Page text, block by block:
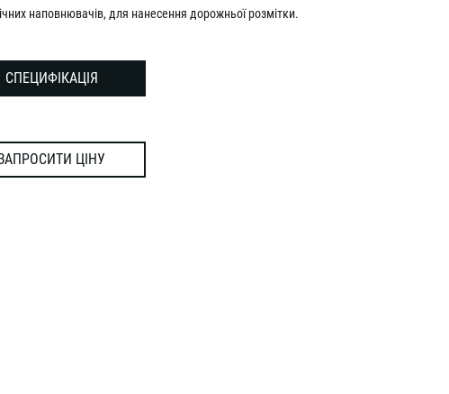
наповнювачів, для нанесення дорожньої розмітки.
СПЕЦИФІКАЦІЯ
ЦІНУ